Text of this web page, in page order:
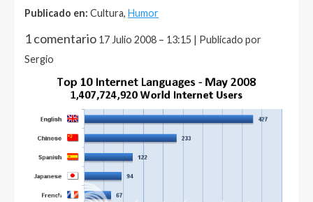
Publicado en: Cultura, Humor
1 comentario 17 Julio 2008 – 13:15 | Publicado por
Sergio